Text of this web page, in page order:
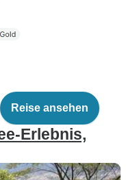
Reise ansehen
Erlebnis,